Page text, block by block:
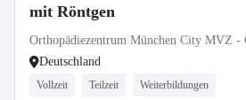
mit Röntgen
Orthopädiezentrum München City MVZ -
Deutschland
Vollzeit Teilzeit Weiterbildungen